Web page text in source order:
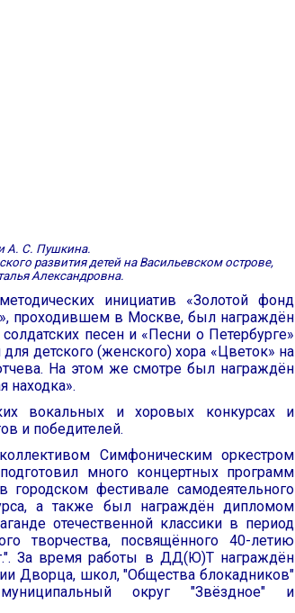
А. С. Пушкина.
развития детей на Васильевском острове,
Александровна.
инициатив «Золотой фонд
проходившем в Москве, был награждён
песен и «Песни о Петербурге»
детского (женского) хора «Цветок» на
На этом же смотре был награждён
находка».
вокальных и хоровых конкурсах и
и победителей.
Симфоническим оркестром
много концертных программ
фестивале самодеятельного
а также был награждён дипломом
отечественной классики в период
творчества, посвящённого 40-летию
За время работы в ДД(Ю)Т награждён
Дворца, школ, "Общества блокадников"
муниципальный округ "Звёздное" и